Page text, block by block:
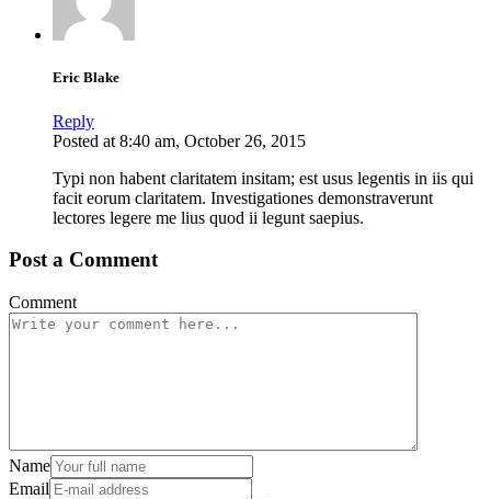
Eric Blake
Reply
Posted at 8:40 am, October 26, 2015
Typi non habent claritatem insitam; est usus legentis in iis qui
facit eorum claritatem. Investigationes demonstraverunt
lectores legere me lius quod ii legunt saepius.
Post a Comment
Comment
Name
Email